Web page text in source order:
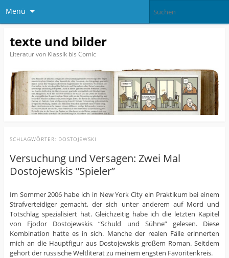
Menü
texte und bilder
Literatur von Klassik bis Comic
SCHLAGWÖRTER: DOSTOJEWSKI
Versuchung und Versagen: Zwei Mal
Dostojewskis “Spieler”
Im Sommer 2006 habe ich in New York City ein Praktikum bei einem
Strafverteidiger gemacht, der sich unter anderem auf Mord und
Totschlag spezialisiert hat. Gleichzeitig habe ich die letzten Kapitel
von Fjodor Dostojewskis “Schuld und Sühne” gelesen. Diese
Kombination hatte es in sich. Manche der realen Fälle erinnerten
mich an die Hauptfigur aus Dostojewskis großem Roman. Seitdem
gehört der russische Weltliterat zu meinem engsten Favoritenkreis.